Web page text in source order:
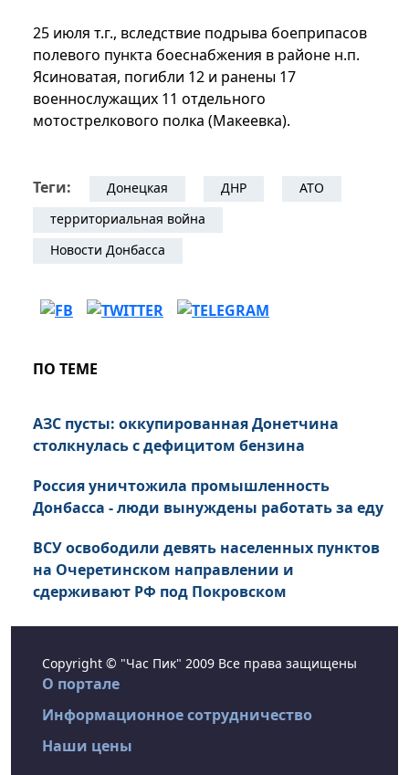
25 июля т.г., вследствие подрыва боеприпасов
полевого пункта боеснабжения в районе н.п.
Ясиноватая, погибли 12 и ранены 17
военнослужащих 11 отдельного
мотострелкового полка (Макеевка).
Теги: Донецкая ДНР
АТО
территориальная война
Новости Донбасса
ПО ТЕМЕ
АЗС пусты: оккупированная Донетчина
столкнулась с дефицитом бензина
Россия уничтожила промышленность
Донбасса - люди вынуждены работать за еду
ВСУ освободили девять населенных пунктов
на Очеретинском направлении и
сдерживают РФ под Покровском
Copyright © "Час Пик" 2009 Все права защищены
О портале
Информационное сотрудничество
Наши цены